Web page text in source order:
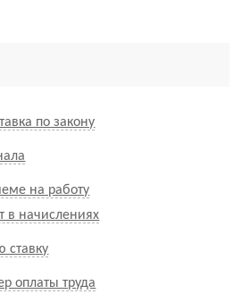
по закону
на работу
в начислениях
ставку
оплаты труда